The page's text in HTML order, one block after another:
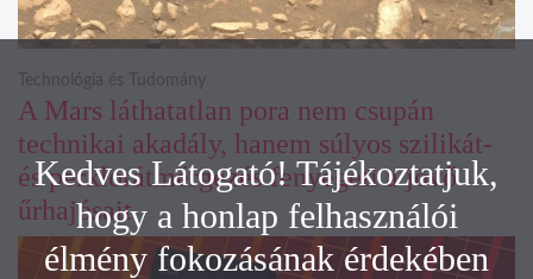
A Mars láthatatlan pora nem csupán
technikai akadály, hanem súlyos szilikát-
és perklorátmérgezés fenyegeti a jövő
űrhajósait
Technológia és Tudomány
Kedves Látogató! Tájékoztatjuk,
hogy a honlap felhasználói
élmény fokozásának érdekében